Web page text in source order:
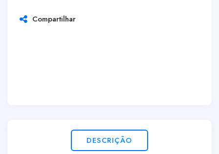
Compartilhar
DESCRIÇÃO